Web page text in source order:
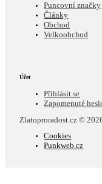
Puncovní značky
Články
Obchod
Velkoobchod
Účet
Přihlásit se
Zapomenuté
Zlatoproradost.cz ©
Cookies
Punkweb.cz